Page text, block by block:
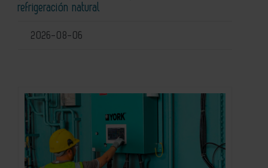
refrigeración natural
2026-08-06